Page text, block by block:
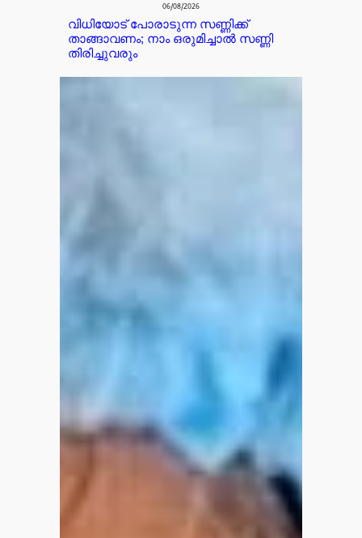
06/08/2026
വിധിയോട് പോരാടുന്ന സണ്ണിക്ക്
താങ്ങാവണം; നാം ഒരുമിച്ചാൽ സണ്ണി
തിരിച്ചുവരും